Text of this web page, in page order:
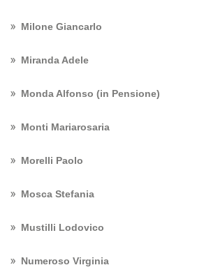
Milone Giancarlo
Miranda Adele
Monda Alfonso (in Pensione)
Monti Mariarosaria
Morelli Paolo
Mosca Stefania
Mustilli Lodovico
Numeroso Virginia